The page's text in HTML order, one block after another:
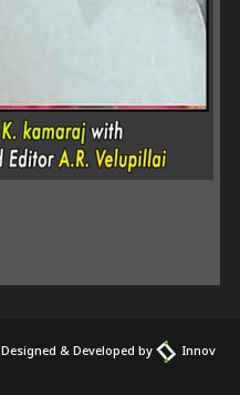
& Developed by
Innov